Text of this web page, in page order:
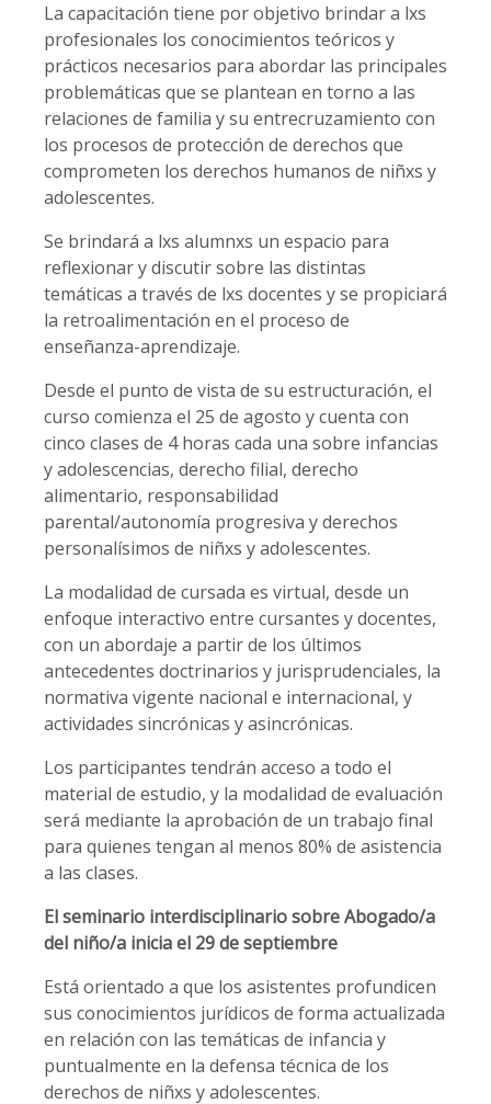
La capacitación tiene por objetivo brindar a lxs
profesionales los conocimientos teóricos y
prácticos necesarios para abordar las principales
problemáticas que se plantean en torno a las
relaciones de familia y su entrecruzamiento con
los procesos de protección de derechos que
comprometen los derechos humanos de niñxs y
adolescentes.
Se brindará a lxs alumnxs un espacio para
reflexionar y discutir sobre las distintas
temáticas a través de lxs docentes y se propiciará
la retroalimentación en el proceso de
enseñanza-aprendizaje.
Desde el punto de vista de su estructuración, el
curso comienza el 25 de agosto y cuenta con
cinco clases de 4 horas cada una sobre infancias
y adolescencias, derecho filial, derecho
alimentario, responsabilidad
parental/autonomía progresiva y derechos
personalísimos de niñxs y adolescentes.
La modalidad de cursada es virtual, desde un
enfoque interactivo entre cursantes y docentes,
con un abordaje a partir de los últimos
antecedentes doctrinarios y jurisprudenciales, la
normativa vigente nacional e internacional, y
actividades sincrónicas y asincrónicas.
Los participantes tendrán acceso a todo el
material de estudio, y la modalidad de evaluación
será mediante la aprobación de un trabajo final
para quienes tengan al menos 80% de asistencia
a las clases.
El seminario interdisciplinario sobre Abogado/a
del niño/a inicia el 29 de septiembre
Está orientado a que los asistentes profundicen
sus conocimientos jurídicos de forma actualizada
en relación con las temáticas de infancia y
puntualmente en la defensa técnica de los
derechos de niñxs y adolescentes.